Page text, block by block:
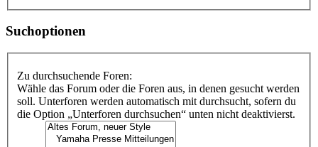
Suchoptionen
Zu durchsuchende Foren:
Wähle das Forum oder die Foren aus, in denen gesucht werden
soll. Unterforen werden automatisch mit durchsucht, sofern du
die Option „Unterforen durchsuchen“ unten nicht deaktivierst.